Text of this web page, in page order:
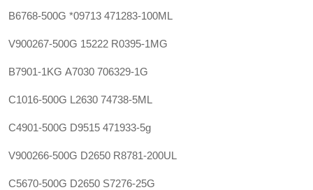
B6768-500G *09713 471283-100ML
V900267-500G 15222 R0395-1MG
B7901-1KG A7030 706329-1G
C1016-500G L2630 74738-5ML
C4901-500G D9515 471933-5g
V900266-500G D2650 R8781-200UL
C5670-500G D2650 S7276-25G